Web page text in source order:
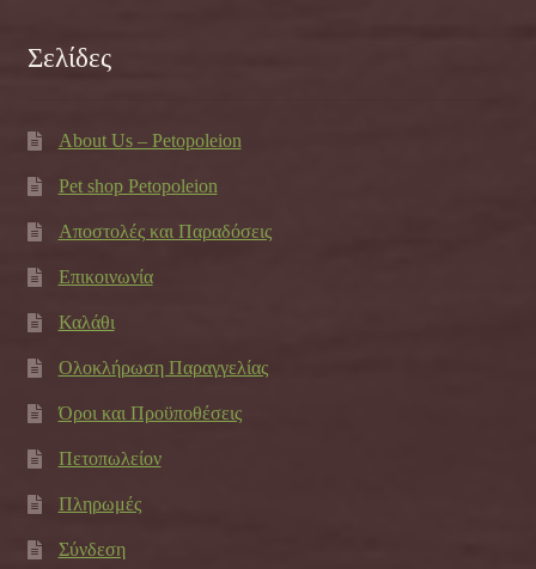
Σελίδες
About Us – Petopoleion
Pet shop Petopoleion
Αποστολές και Παραδόσεις
Επικοινωνία
Καλάθι
Ολοκλήρωση Παραγγελίας
Όροι και Προϋποθέσεις
Πετοπωλείον
Πληρωμές
Σύνδεση